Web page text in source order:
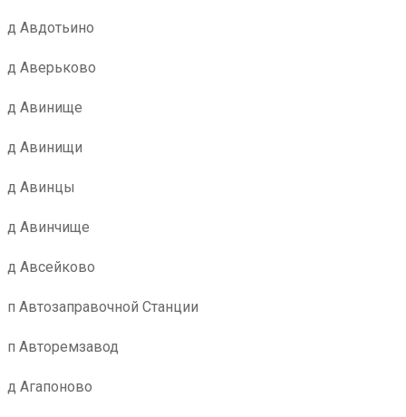
д Авдотьино
д Аверьково
д Авинище
д Авинищи
д Авинцы
д Авинчище
д Авсейково
п Автозаправочной Станции
п Авторемзавод
д Агапоново